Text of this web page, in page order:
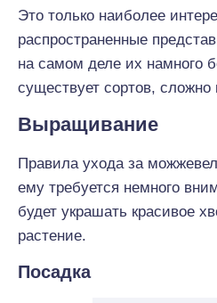
Это только наиболее
распространенные
на самом деле их намного
существует сортов, сложно
Выращивание
Правила ухода за
ему требуется немного
будет украшать красивое
растение.
Посадка